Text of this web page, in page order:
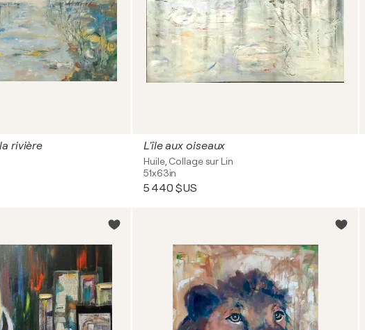
rivière L'île aux oiseaux
Huile, Collage sur Lin
51x63in
5 440 $US